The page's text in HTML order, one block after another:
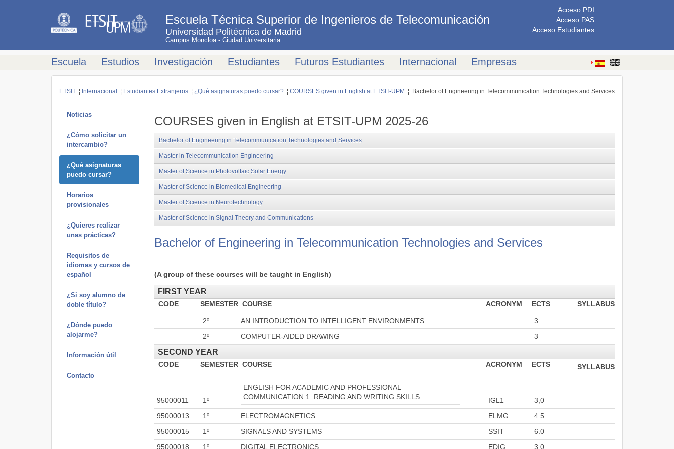
Escuela Técnica Superior de Ingenieros de Telecomunicación
Universidad Politécnica de Madrid
Campus Moncloa - Ciudad Universitaria
Acceso PDI
Acceso PAS
Acceso Estudiantes
Escuela Estudios Investigación Estudiantes Futuros Estudiantes Internacional Empresas
ETSIT ¦ Internacional ¦ Estudiantes Extranjeros ¦ ¿Qué asignaturas puedo cursar? ¦ COURSES given in English at ETSIT-UPM ¦ Bachelor of Engineering in Telecommunication Technologies and Services
Noticias
¿Cómo solicitar un
intercambio?
¿Qué asignaturas
puedo cursar?
Horarios
provisionales
¿Quieres realizar
unas prácticas?
Requisitos de
idiomas y cursos de
español
¿Si soy alumno de
doble título?
¿Dónde puedo
alojarme?
Información útil
Contacto
COURSES given in English at ETSIT-UPM 2025-26
Bachelor of Engineering in Telecommunication Technologies and Services
Master in Telecommunication Engineering
Master of Science in Photovoltaic Solar Energy
Master of Science in Biomedical Engineering
Master of Science in Neurotechnology
Master of Science in Signal Theory and Communications
Bachelor of Engineering in Telecommunication Technologies and Services
(A group of these courses will be taught in English)
FIRST YEAR
CODE SEMESTERCOURSE ACRONYM ECTS SYLLABUS
2º AN INTRODUCTION TO INTELLIGENT ENVIRONMENTS
3
2º
COMPUTER-AIDED DRAWING 3
SECOND YEAR
CODE SEMESTERCOURSE ACRONYM ECTS SYLLABUS
95000011 1º
ENGLISH FOR ACADEMIC AND PROFESSIONAL
COMMUNICATION 1. READING AND WRITING SKILLS
IGL1
3,0
95000013
1º ELECTROMAGNETICS ELMG
4.5
95000015
1º SIGNALS AND SYSTEMS SSIT
6.0
95000018
1º DIGITAL ELECTRONICS EDIG 3.0